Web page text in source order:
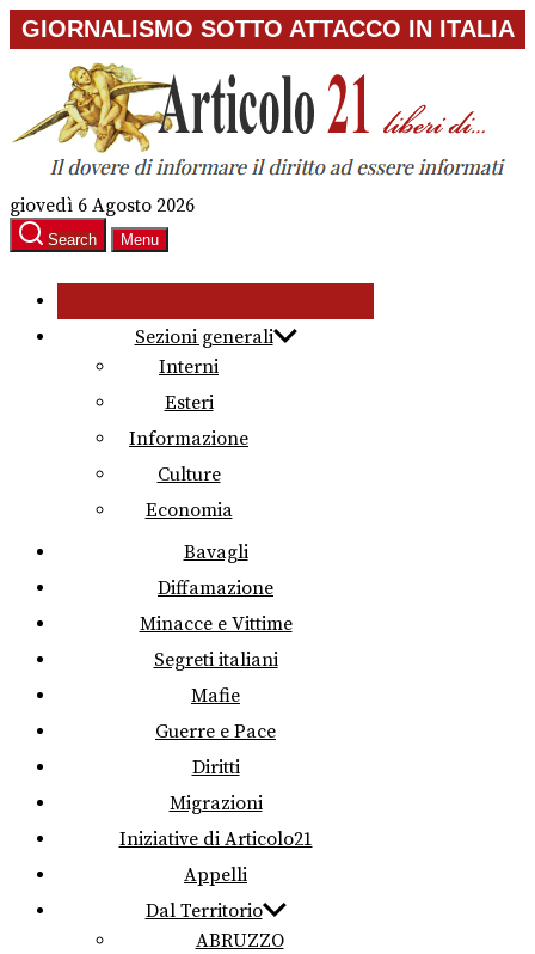
Skip
to
content
GIORNALISMO SOTTO ATTACCO IN ITALIA
giovedì 6 Agosto 2026
Search Menu
Sezioni generali
Interni
Esteri
Informazione
Culture
Economia
Bavagli
Diffamazione
Minacce e Vittime
Segreti italiani
Mafie
Guerre e Pace
Diritti
Migrazioni
Iniziative di Articolo21
Appelli
Dal Territorio
ABRUZZO